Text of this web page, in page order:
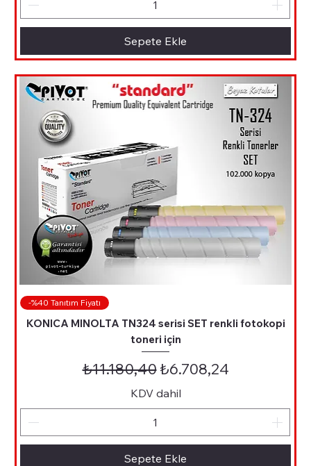
Sepete Ekle
-%40 Tanıtım Fiyatı
KONICA MINOLTA TN324 serisi SET renkli fotokopi
toneri için
Normal Fiyat
₺11.180,40İndirimli Fiyat
₺6.708,24
KDV dahil
Sepete Ekle